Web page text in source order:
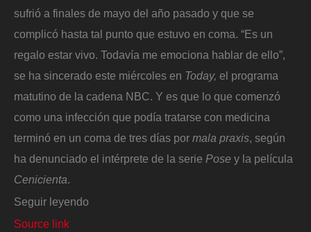
sufrió a finales de mayo del año pasado y que se
complicó hasta tal punto que estuvo en coma. “Es un
regalo estar vivo. Todavía me emociona hablar de ello”,
se ha sincerado este miércoles en Today, el programa
matutino de la cadena NBC. Y es que lo que comenzó
como una infección que podía tratarse con medicina
terminó en un coma de tres días por mala praxis, según
ha denunciado el intérprete de la serie Pose y la película
Cenicienta.
Seguir leyendo
Source link